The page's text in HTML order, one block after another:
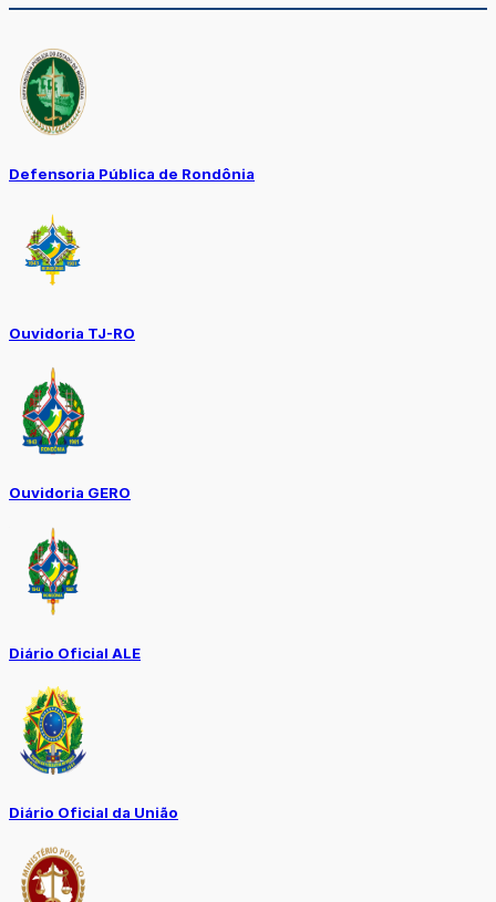
Defensoria Pública de Rondônia
Ouvidoria TJ-RO
Ouvidoria GERO
Diário Oficial ALE
Diário Oficial da União